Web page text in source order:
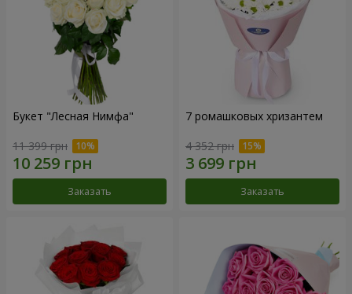
Букет "Лесная Нимфа"
11 399 грн
Заказать
7 ромашковых хризантем
4 352 грн
Заказать